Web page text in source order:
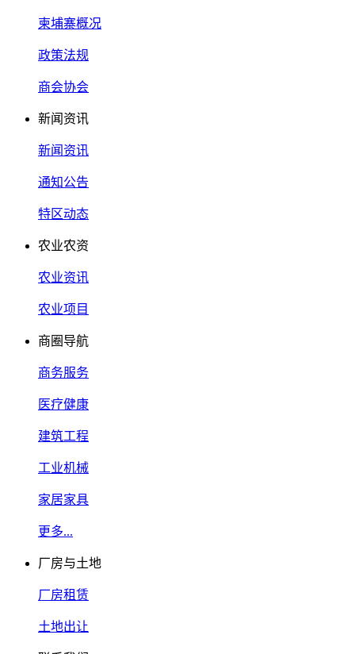
柬埔寨概况
政策法规
商会协会
新闻资讯
新闻资讯
通知公告
特区动态
农业农资
农业资讯
农业项目
商圈导航
商务服务
医疗健康
建筑工程
工业机械
家居家具
更多...
厂房与土地
厂房租赁
土地出让